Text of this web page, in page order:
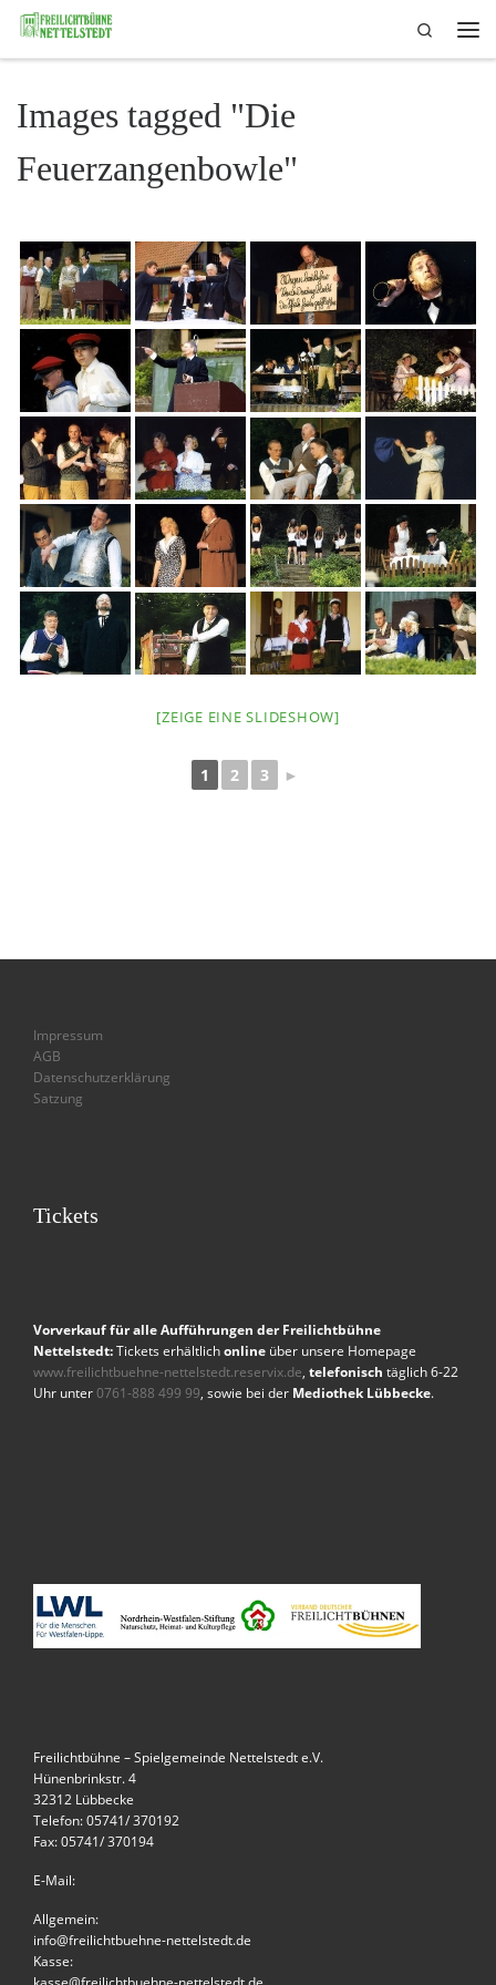
Skip to content
Search
Images tagged "Die
Feuerzangenbowle"
[ZEIGE EINE SLIDESHOW]
1 2 3 ►
Impressum
AGB
Datenschutzerklärung
Satzung
Tickets
Vorverkauf für alle Aufführungen der Freilichtbühne
Nettelstedt:Tickets erhältlich online über unsere Homepage
www.freilichtbuehne-nettelstedt.reservix.de telefonisch täglich 6-22
Uhr unter 0761-888 499 99 , sowie bei der Mediothek Lübbecke.
Freilichtbühne – Spielgemeinde Nettelstedt e.V.
Hünenbrinkstr. 4
32312 Lübbecke
Telefon: 05741/ 370192
Fax: 05741/ 370194
E-Mail:
Allgemein:
info@freilichtbuehne-nettelstedt.de
Kasse: